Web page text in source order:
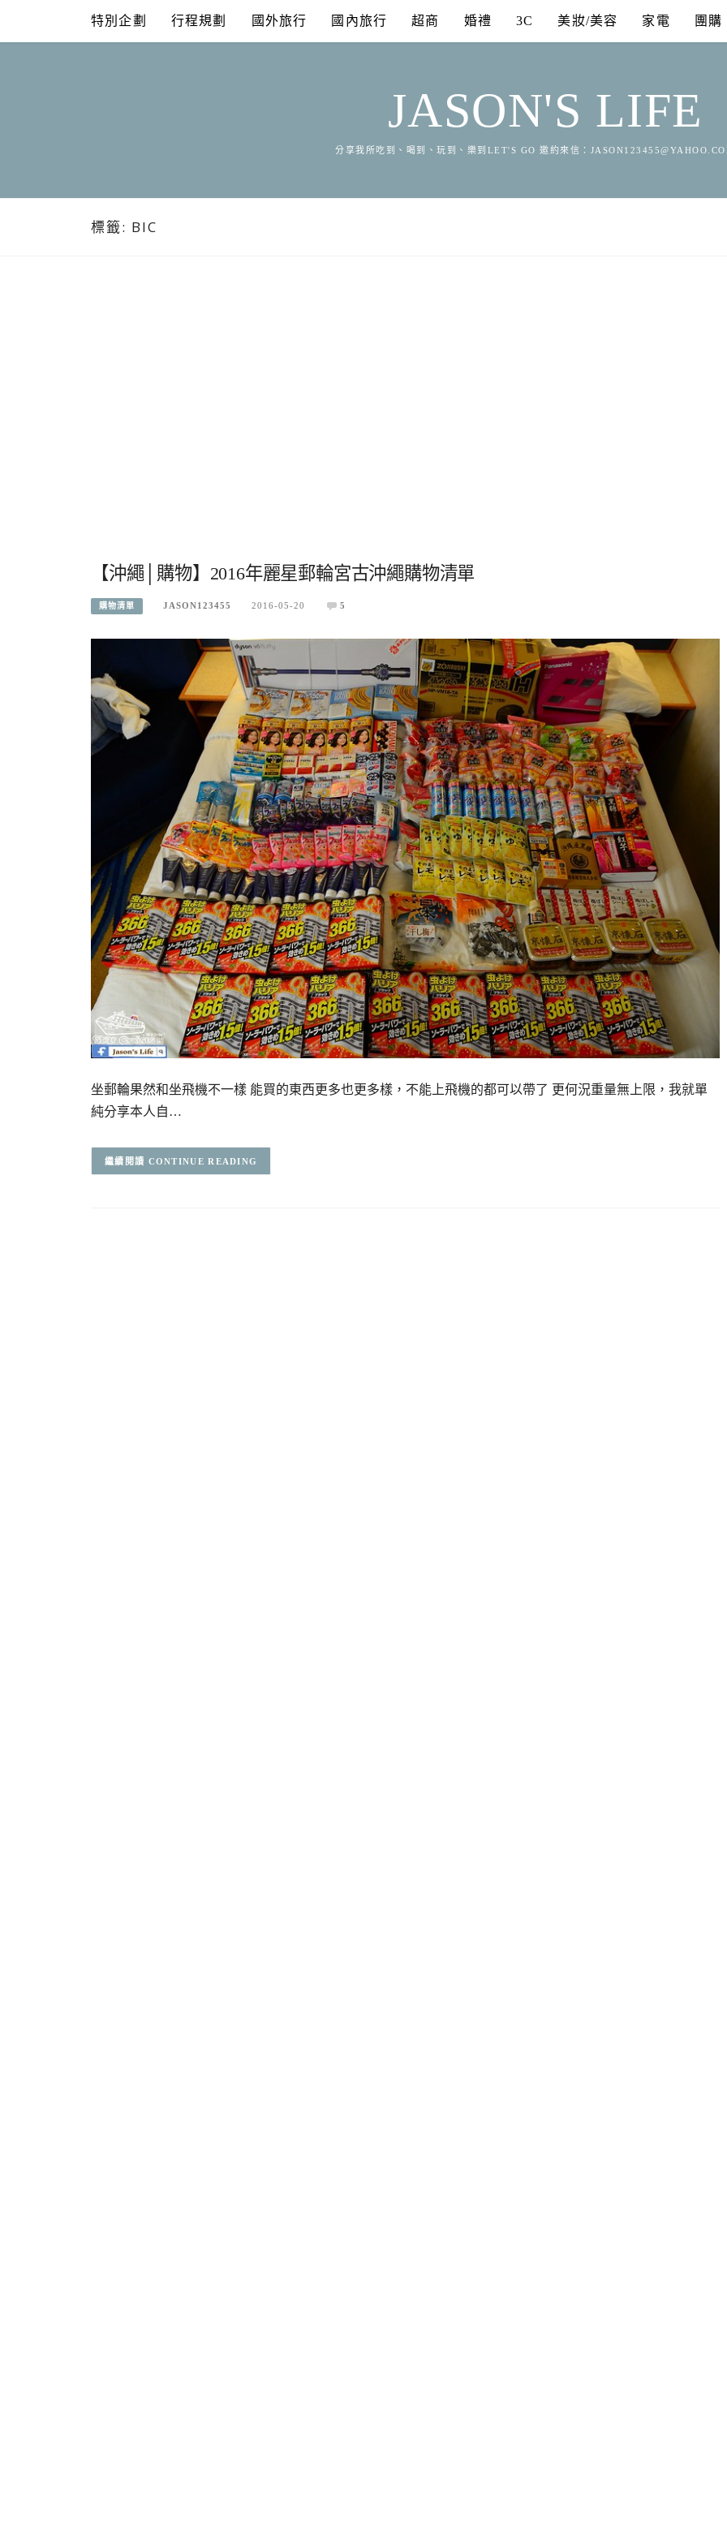
content
特別企劃 行程規劃 國外旅行 國內旅行 超商 婚禮 3C 美妝/美容 家電 團購
JASON'S LIFE
分享我所吃到、喝到、玩到、樂到LET'S GO 邀約來信：
標籤: BIC
【沖繩│購物】2016年麗星郵輪宮古沖繩購物清單
購物清單 JASON123455 2016-05-20 5
坐郵輪果然和坐飛機不一樣 能買的東西更多也更多樣，不能上飛機的都可以帶了 更何況重量無上限，我就單
純分享本人自…
CONTINUE READING